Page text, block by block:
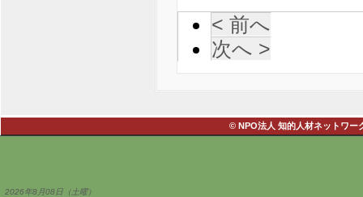
< 前へ
次へ >
© NPO法人 知的人材ネットワ
2026年8月08日（土曜）